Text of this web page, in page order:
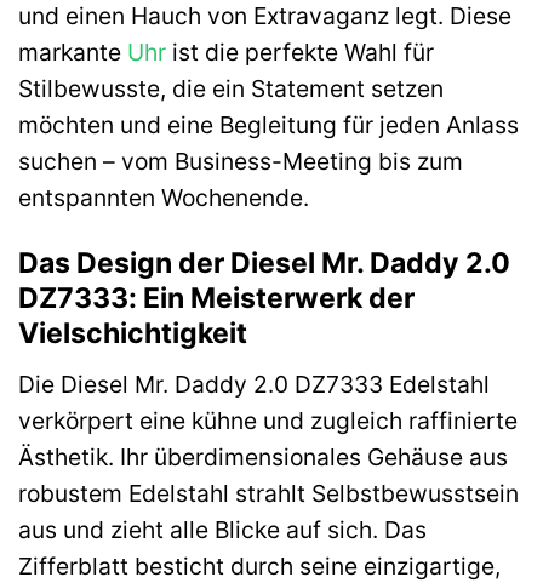
und einen Hauch von Extravaganz legt. Diese
markante Uhr ist die perfekte Wahl für
Stilbewusste, die ein Statement setzen
möchten und eine Begleitung für jeden Anlass
suchen – vom Business-Meeting bis zum
entspannten Wochenende.
Das Design der Diesel Mr. Daddy 2.0
DZ7333: Ein Meisterwerk der
Vielschichtigkeit
Die Diesel Mr. Daddy 2.0 DZ7333 Edelstahl
verkörpert eine kühne und zugleich raffinierte
Ästhetik. Ihr überdimensionales Gehäuse aus
robustem Edelstahl strahlt Selbstbewusstsein
aus und zieht alle Blicke auf sich. Das
Zifferblatt besticht durch seine einzigartige,